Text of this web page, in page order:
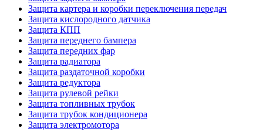
Защита картера и коробки переключения передач
Защита кислородного датчика
Защита КПП
Защита переднего бампера
Защита передних фар
Защита радиатора
Защита раздаточной коробки
Защита редуктора
Защита рулевой рейки
Защита топливных трубок
Защита трубок кондиционера
Защита электромотора